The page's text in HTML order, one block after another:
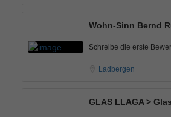
Wohn-Sinn Bernd
Schreibe die erste
Ladbergen
GLAS LLAGA >